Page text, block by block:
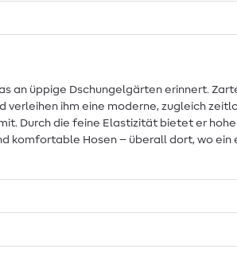
an üppige Dschungelgärten erinnert.
ihm eine moderne, zugleich
Durch die feine Elastizität bietet er
komfortable Hosen – überall dort, wo